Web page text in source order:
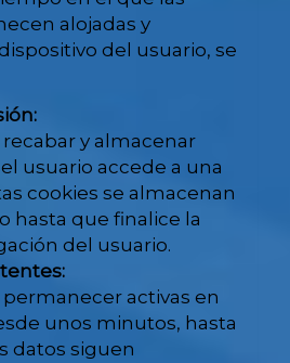
alojadas y
del usuario, se
y almacenar
usuario accede a una
cookies se almacenan
hasta que finalice la
del usuario.
permanecer activas en
unos minutos, hasta
datos siguen